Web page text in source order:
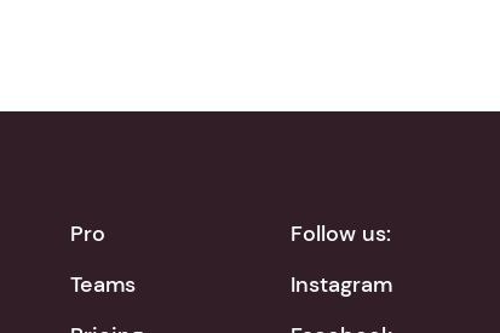
Pro
Teams
Follow us:
Instagram